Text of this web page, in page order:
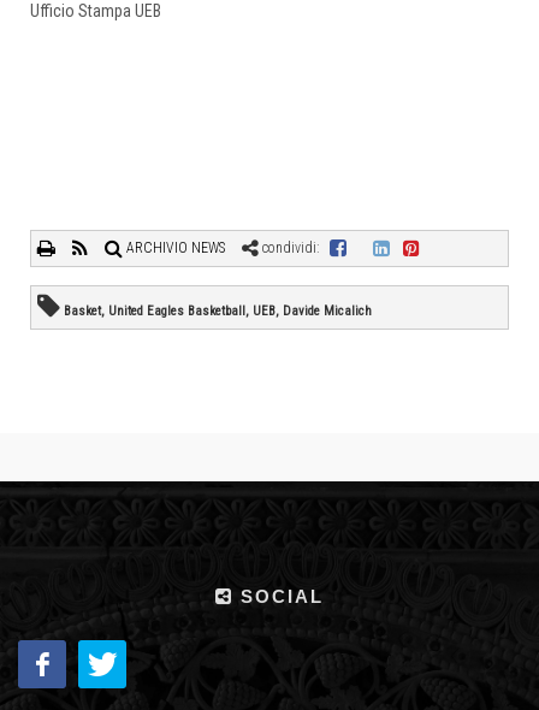
Ufficio Stampa UEB
ARCHIVIO NEWS condividi:
Basket, United Eagles Basketball, UEB, Davide Micalich
SOCIAL